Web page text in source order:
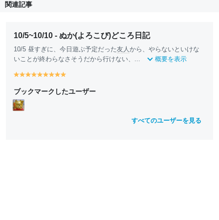
関連記事
10/5~10/10 - ぬか(よろこび)どころ日記
10/5 昼すぎに、今日遊ぶ予定だった友人から、やらないといけな
いことが終わらなさそうだから行けない、...
概要を表示
y
ll
o
w
y
ll
o
w
y
ll
y
ll
y
ll
y
ll
y
ll
y
ll ll
ブックマークしたユーザー
すべてのユーザーを見る